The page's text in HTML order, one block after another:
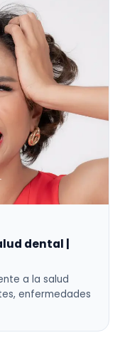
dental |
a la salud
enfermedades